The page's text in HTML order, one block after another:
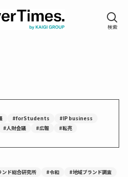
#forStudents
#IP business
#人財会議 #広報 #転売
ンド総合研究所 #令和
#地域ブランド調査